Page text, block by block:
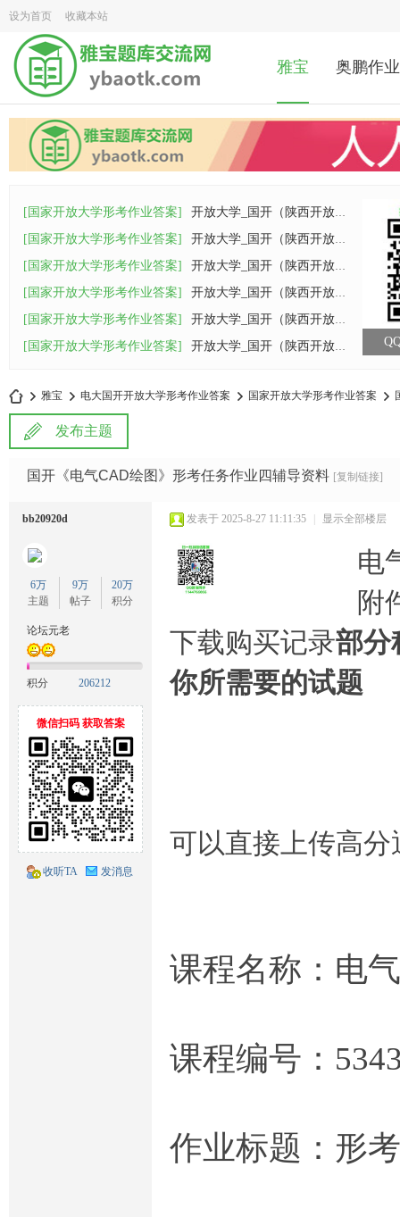
设为首页 收藏本站
雅宝 奥鹏作业
[国家开放大学形考作业答案]
开放大学_国开（陕西开放大学）26春《马克
[国家开放大学形考作业答案]
开放大学_国开（陕西开放大学）26春《计算
[国家开放大学形考作业答案]
开放大学_国开（陕西开放大学）26春《西方
[国家开放大学形考作业答案]
开放大学_国开（陕西开放大学）26春《管理
[国家开放大学形考作业答案]
开放大学_国开（陕西开放大学）26春《管理
[国家开放大学形考作业答案]
开放大学_国开（陕西开放大学）26春《管理
题
»
雅宝
›
电大国开开放大学形考作业答案
›
国家开放大学形考作业答案
›
发布主题
国开《电气CAD绘图》形考任务作业四辅导资料 [复制链接]
bb20920d
6万
主题
9万
帖子
20万
积分
论坛元老
积分 206212
微信扫码 获取答案
收听TA 发消息
发表于 2025-8-27 11:11:35 | 显示全部楼层
电
附
下载购买记录部分
你所需要的试题
可以直接上传高分
课程名称：电
课程编号：
作业标题：形